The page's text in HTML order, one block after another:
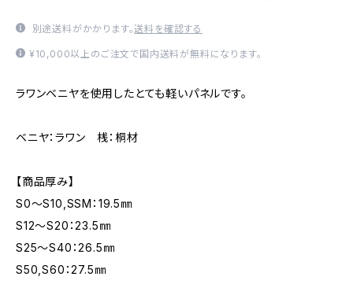
別途送料がかかります。送料を確認する
¥10,000以上のご注文で国内送料が無料になります。
ラワンベニヤを使用したとても軽いパネルです。
ベニヤ：ラワン 桟：桐材
【商品厚み】
S0～S10,SSM：19.5㎜
S12～S20：23.5㎜
S25～S40：26.5㎜
S50,S60：27.5㎜